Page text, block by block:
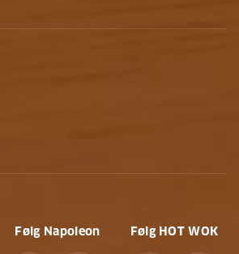
Følg Napoleon Følg HOT WOK